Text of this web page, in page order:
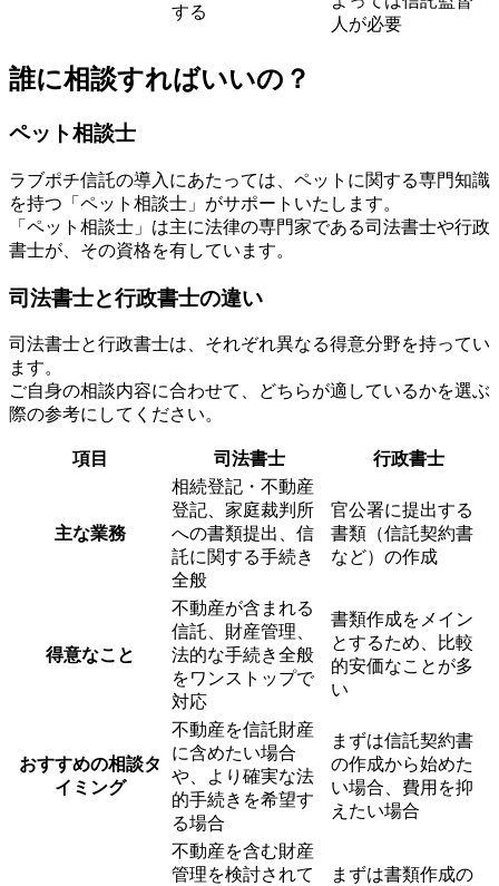
する
人が必要
誰に相談すればいいの？
ペット相談士
ラブポチ信託の導入にあたっては、ペットに関する専門知識
を持つ「ペット相談士」がサポートいたします。
「ペット相談士」は主に法律の専門家である司法書士や行政
書士が、その資格を有しています。
司法書士と行政書士の違い
司法書士と行政書士は、それぞれ異なる得意分野を持ってい
ます。
ご自身の相談内容に合わせて、どちらが適しているかを選ぶ
際の参考にしてください。
項目 司法書士 行政書士
主な業務
相続登記・不動産
登記、家庭裁判所
への書類提出、信
託に関する手続き
全般
官公署に提出する
書類（信託契約書
など）の作成
得意なこと
不動産が含まれる
信託、財産管理、
法的な手続き全般
をワンストップで
対応
書類作成をメイン
とするため、比較
的安価なことが多
い
おすすめの相談タ
イミング
不動産を信託財産
に含めたい場合
や、より確実な法
的手続きを希望す
る場合
まずは信託契約書
の作成から始めた
い場合、費用を抑
えたい場合
不動産を含む財産
管理を検討されて
まずは書類作成の